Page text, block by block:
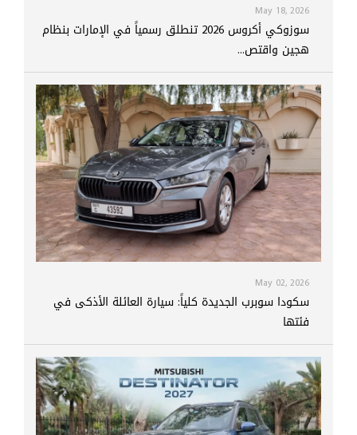
May 18, 2026
سوزوكي أكروس 2026 تنطلق رسمياً في الإمارات بنظام
هجين واقتص...
May 02, 2026
سكودا سوبرب الجديدة كلياً: سيارة العائلة الأذكى في
فئتها